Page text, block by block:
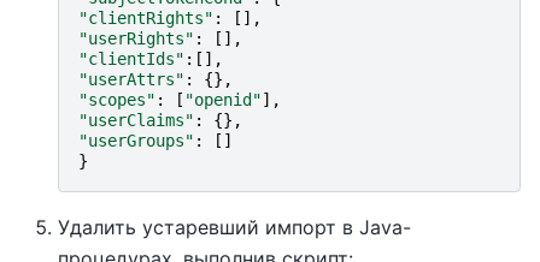
"clientRights" :
[],
"userRights" :
[],
"clientIds" :[],
"userAttrs" :
{},
"scopes" : [ "openid"],
"userClaims" :
{},
"userGroups" :
[]
}
Удалить устаревший импорт в Java-